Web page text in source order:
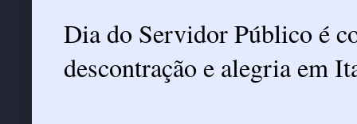
Dia do Servidor Público é
descontração e alegria em